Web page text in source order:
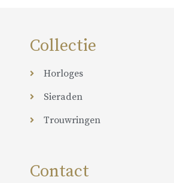
Collectie
Horloges
Sieraden
Trouwringen
Contact